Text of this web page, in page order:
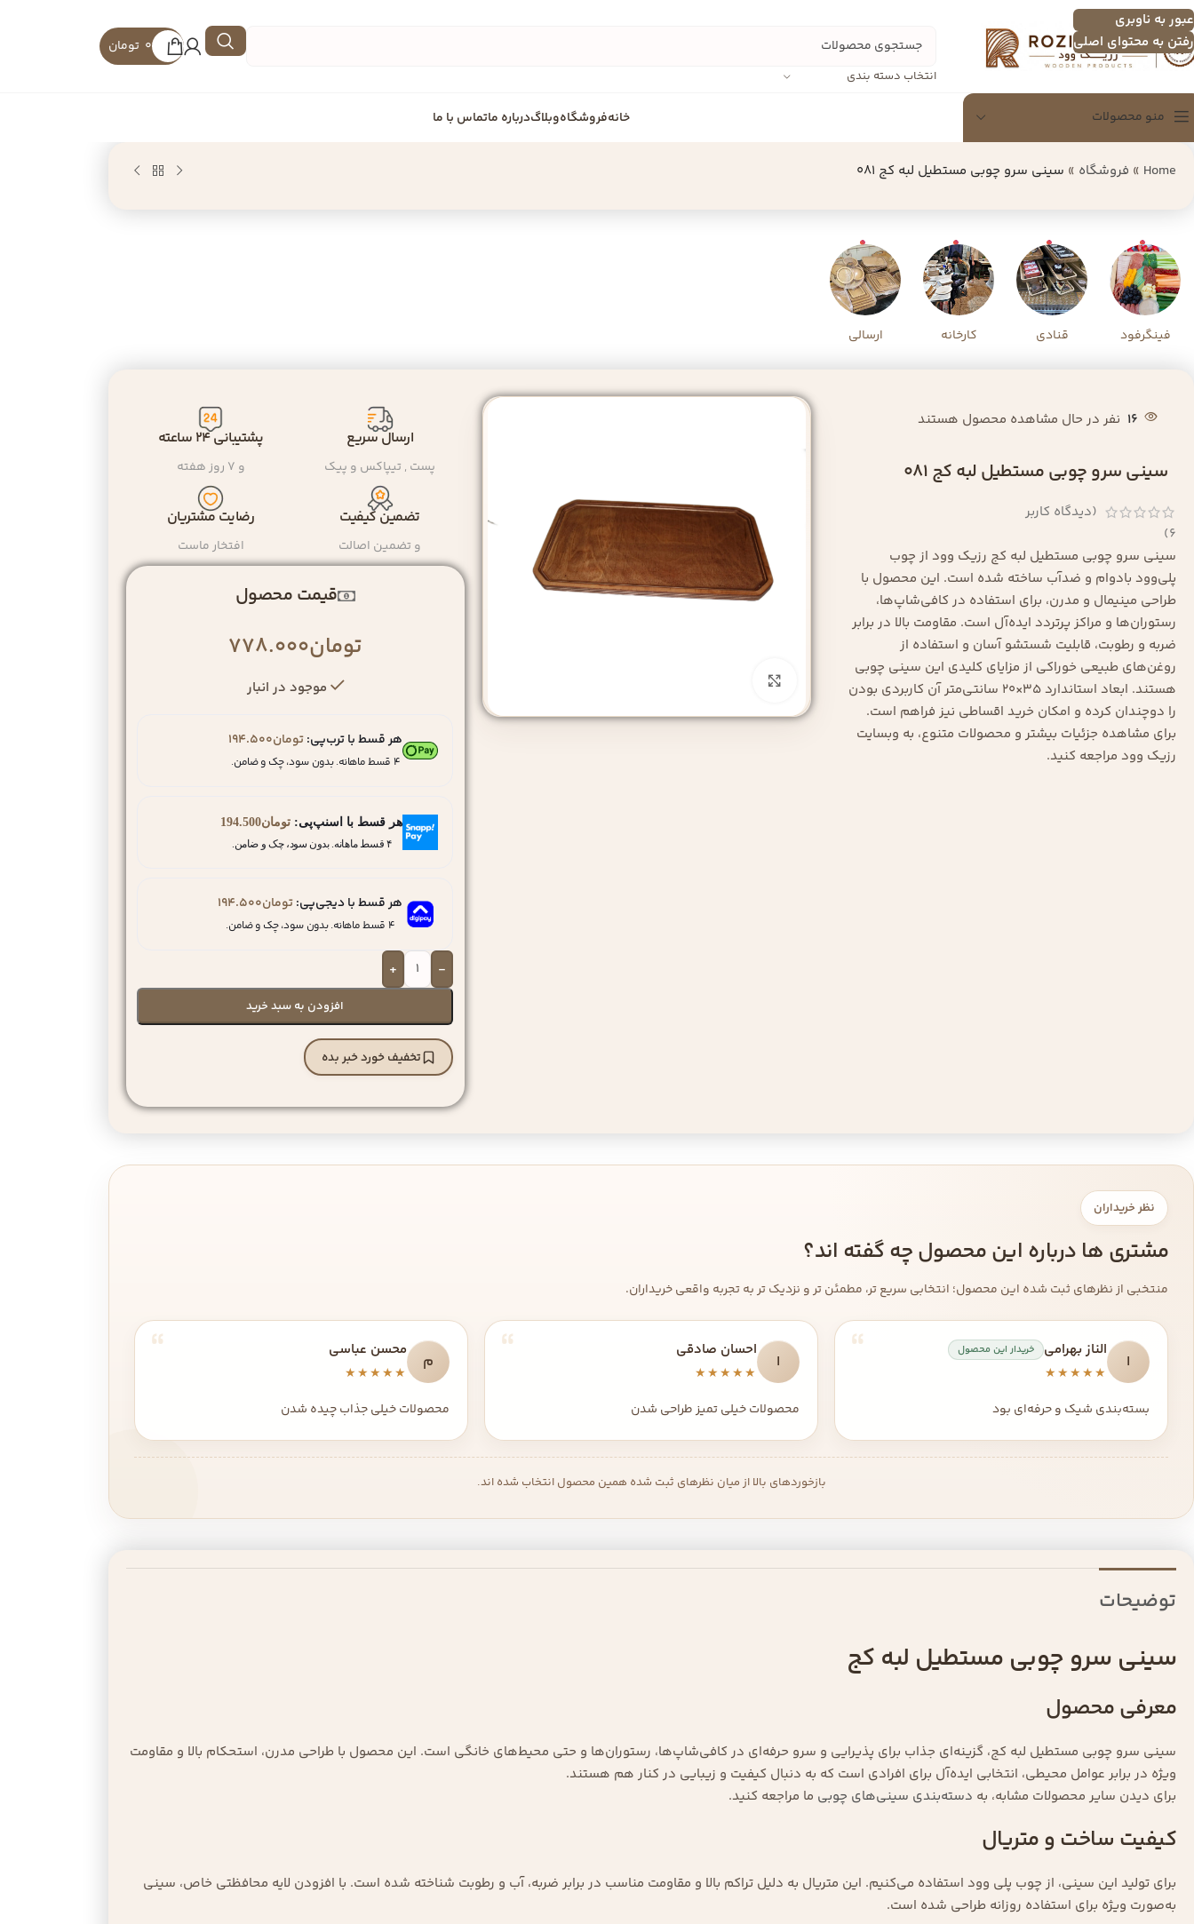
عبور به ناوبری
رفتن به محتوای اصلی
انتخاب دسته بندی
تومان 0
منو محصولات
سینی
اردو خوری
تخته سرور
شکلات خوری
دسرخوری و عسل خوری
خانهفروشگاهوبلاگدرباره ماتماس با ما
Home
» فروشگاه » سینی سرو چوبی مستطیل لبه کج 081
فینگرفود قنادی کارخانه ارسالی
16 نفر در حال مشاهده محصول هستند
سینی سرو چوبی مستطیل لبه کج 081
(دیدگاه کاربر
6
)
سینی سرو چوبی مستطیل لبه کج رزیک وود از چوب
پلی‌وود بادوام و ضدآب ساخته شده است. این محصول با
طراحی مینیمال و مدرن، برای استفاده در کافی‌شاپ‌ها،
رستوران‌ها و مراکز پرتردد ایده‌آل است. مقاومت بالا در برابر
ضربه و رطوبت، قابلیت شستشو آسان و استفاده از
روغن‌های طبیعی خوراکی از مزایای کلیدی این سینی چوبی
هستند. ابعاد استاندارد 35×20 سانتی‌متر آن کاربردی بودن
را دوچندان کرده و امکان خرید اقساطی نیز فراهم است.
برای مشاهده جزئیات بیشتر و محصولات متنوع، به وبسایت
رزیک وود مراجعه کنید.
ارسال سریع
پست , تیپاکس و پیک
پشتیبانی ۲۴ ساعته
و ۷ روز هفته
تضمین کیفیت
و تضمین اصالت
رضایت مشتریان
افتخار ماست
قیمت محصول
تومان778.000
موجود در انبار
هر قسط با ترب‌پی:تومان194.500
۴ قسط ماهانه. بدون سود، چک و ضامن.
هر قسط با اسنپ‌پی: تومان194.500
۴ قسط ماهانه. بدون سود، چک و ضامن.
هر قسط با دیجی‌پی:تومان194.500
۴ قسط ماهانه. بدون سود، چک و ضامن.
-
+
افزودن به سبد خرید
تخفیف خورد خبر بده
نظر خریداران
مشتری ها درباره این محصول چه گفته اند؟
منتخبی از نظرهای ثبت شده این محصول؛ انتخابی سریع تر، مطمئن تر و نزدیک تر به تجربه واقعی خریداران.
ا
الناز بهرامی خریدار این محصول
★★★★★
بسته‌بندی شیک و حرفه‌ای بود
ا
احسان صادقی
★★★★★
محصولات خیلی تمیز طراحی شدن
م
محسن عباسی
★★★★★
محصولات خیلی جذاب چیده شدن
بازخوردهای بالا از میان نظرهای ثبت شده همین محصول انتخاب شده اند.
توضیحات
سینی سرو چوبی مستطیل لبه کج
معرفی محصول
سینی سرو چوبی مستطیل لبه کج، گزینه‌ای جذاب برای پذیرایی و سرو حرفه‌ای در کافی‌شاپ‌ها، رستوران‌ها و حتی محیط‌های خانگی است. این محصول با طراحی مدرن، استحکام بالا و مقاومت
ویژه در برابر عوامل محیطی، انتخابی ایده‌آل برای افرادی است که به دنبال کیفیت و زیبایی در کنار هم هستند.
برای دیدن سایر محصولات مشابه، به دسته‌بندی سینی‌های چوبی ما مراجعه کنید.
کیفیت ساخت و متریال
برای تولید این سینی، از چوب پلی وود استفاده می‌کنیم. این متریال به دلیل تراکم بالا و مقاومت مناسب در برابر ضربه، آب و رطوبت شناخته شده است. با افزودن لایه محافظتی خاص، سینی
به‌صورت ویژه برای استفاده روزانه طراحی شده است.